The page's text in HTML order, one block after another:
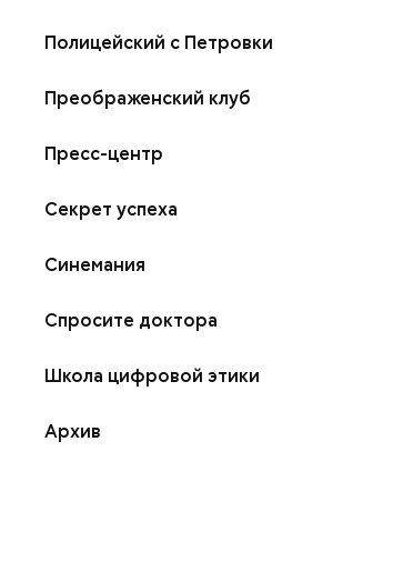
Полицейский с Петровки
Преображенский клуб
Пресс-центр
Секрет успеха
Синемания
Спросите доктора
Школа цифровой этики
АрхивАкадемия народного творчества